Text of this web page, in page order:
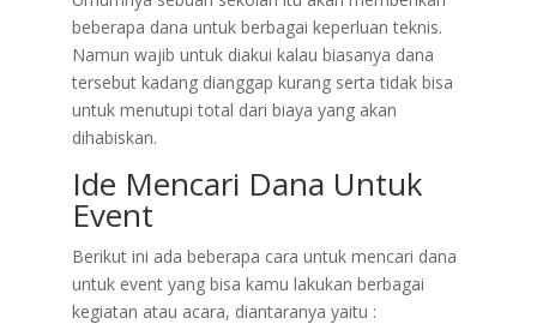
beberapa dana untuk berbagai keperluan teknis.
Namun wajib untuk diakui kalau biasanya dana
tersebut kadang dianggap kurang serta tidak bisa
untuk menutupi total dari biaya yang akan
dihabiskan.
Ide Mencari Dana Untuk
Event
Berikut ini ada beberapa cara untuk mencari dana
untuk event yang bisa kamu lakukan berbagai
kegiatan atau acara, diantaranya yaitu :